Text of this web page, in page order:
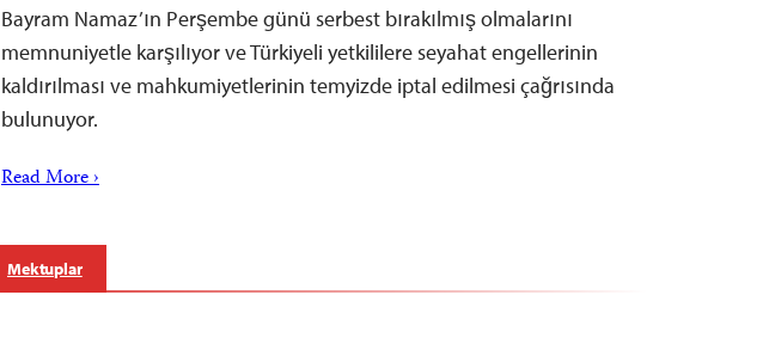
Bayram Namaz’ın Perşembe günü serbest bırakılmış olmalarını
memnuniyetle karşılıyor ve Türkiyeli yetkililere seyahat engellerinin
kaldırılması ve mahkumiyetlerinin temyizde iptal edilmesi çağrısında
bulunuyor.
Read More ›
Mektuplar